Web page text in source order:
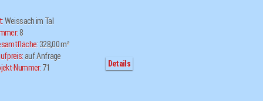
Weissach im Tal
8
328,00 m²
auf Anfrage
Nummer:71 Details